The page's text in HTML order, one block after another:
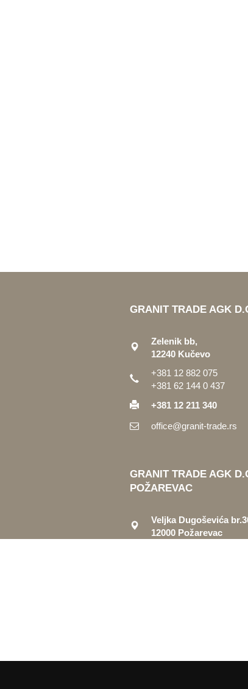
GRANIT TRADE AGK
Zelenik bb,
12240 Kučevo
+381 12 882 075
+381 62 144 0 437
+381 12 211 340
office@granit-trade.rs
GRANIT TRADE AGK
POŽAREVAC
Veljka Dugoševića
12000 Požarevac